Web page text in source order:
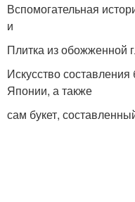
Вспомогательная
и
Плитка из обожженной
Искусство
Японии, а также
сам букет,